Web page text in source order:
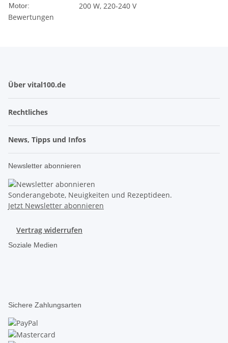
Motor:
200 W, 220-240 V
Bewertungen
Über vital100.de
Rechtliches
News, Tipps und Infos
Newsletter abonnieren
Sonderangebote, Neuigkeiten und Rezeptideen.
Jetzt Newsletter abonnieren
Vertrag widerrufen
Soziale Medien
Sichere Zahlungsarten